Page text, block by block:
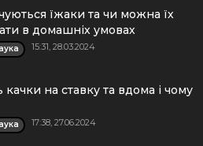
їжаки та чи можна їх
в домашніх умовах
15:31, 28.03.2024
качки на ставку та вдома і чому
17:38, 27.06.2024